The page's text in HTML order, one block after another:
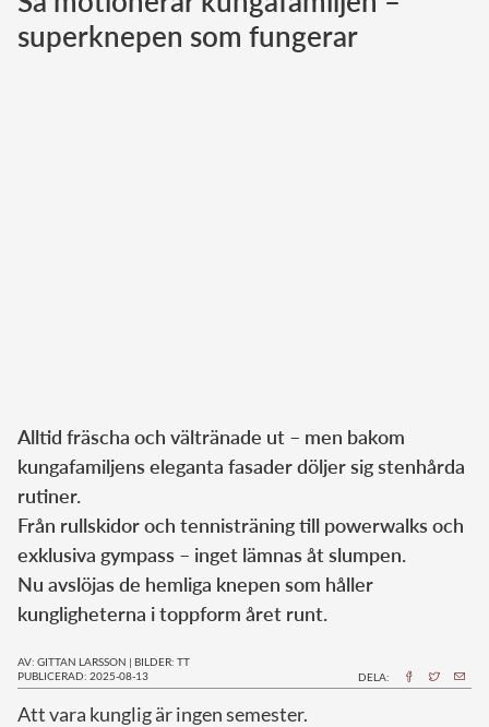
Norska kungahuset
superknepen som fungerar
Alltid fräscha och vältränade ut – men bakom
kungafamiljens eleganta fasader döljer sig stenhårda
rutiner.
Från rullskidor och tennisträning till powerwalks och
exklusiva gympass – inget lämnas åt slumpen.
Nu avslöjas de hemliga knepen som håller
kungligheterna i toppform året runt.
AV: GITTAN LARSSON | BILDER: TT
PUBLICERAD: 2025-08-13
DELA:
Att vara kunglig är ingen semester.